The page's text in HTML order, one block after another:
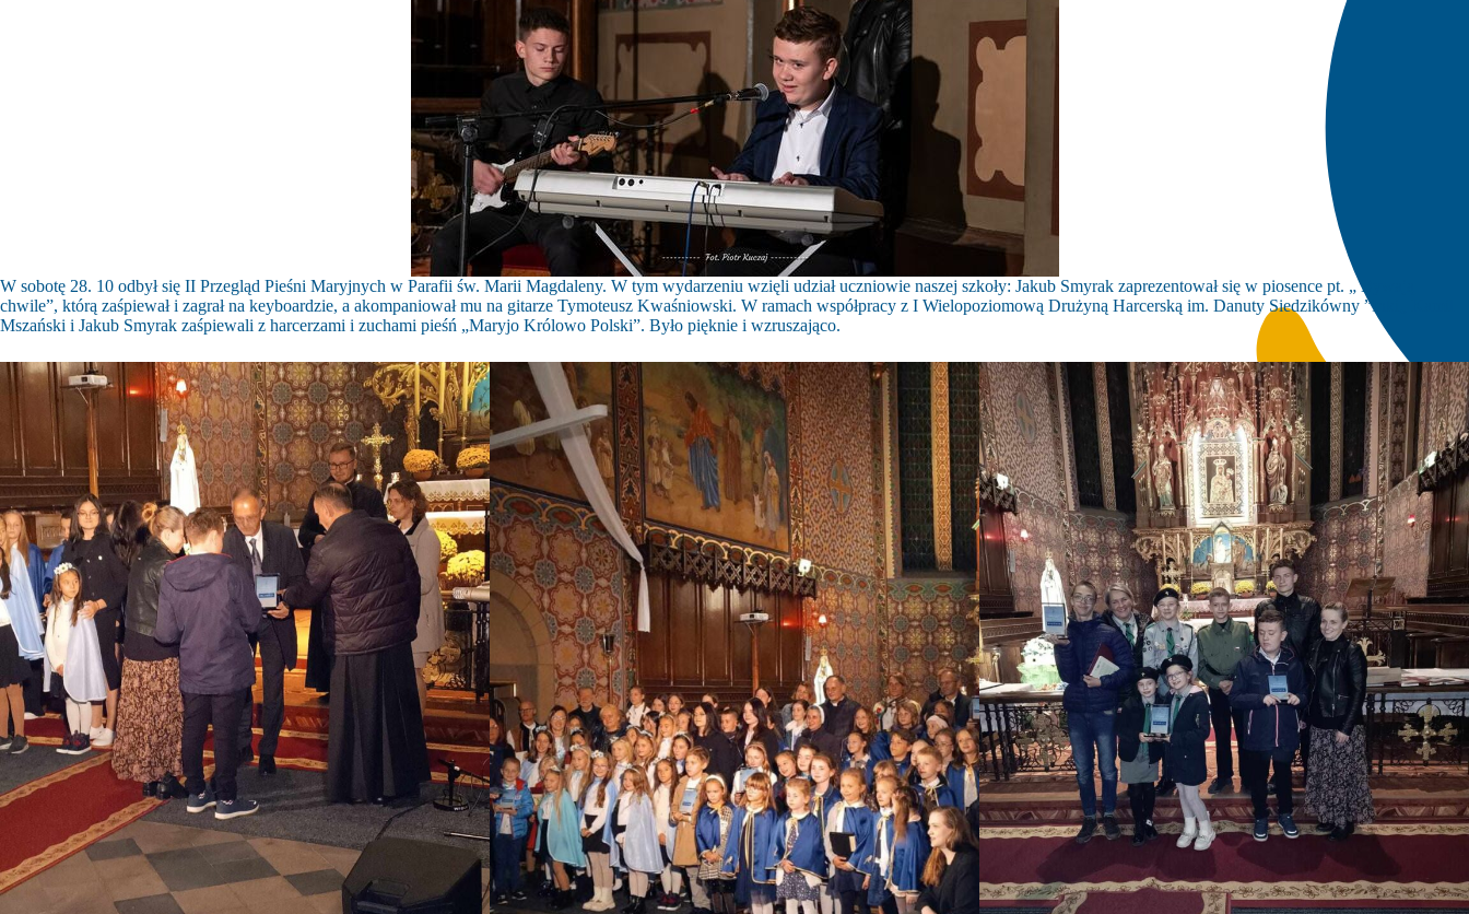
W sobotę 28. 10 odbył się II Przegląd Pieśni Maryjnych w Parafii św. Marii Magdaleny. W tym wydarzeniu wzięli udział uczniowie naszej szkoły: Jakub Smyrak zaprezentował się w piosence pt. „ Bywają
chwile”, którą zaśpiewał i zagrał na keyboardzie, a akompaniował mu na gitarze Tymoteusz Kwaśniowski. W ramach współpracy z I Wielopoziomową Drużyną Harcerską im. Danuty Siedzikówny ”Inki„ Kamil
Mszański i Jakub Smyrak zaśpiewali z harcerzami i zuchami pieśń „Maryjo Królowo Polski”. Było pięknie i wzruszająco.